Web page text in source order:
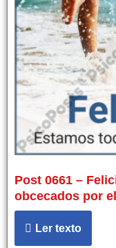
Post 0661 –
obcecados por
Ler texto